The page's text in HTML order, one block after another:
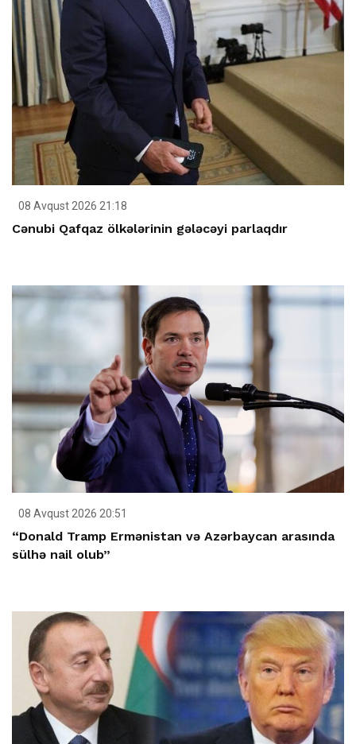
08 Avqust 2026 21:18
Cənubi Qafqaz ölkələrinin gələcəyi parlaqdır
08 Avqust 2026 20:51
“Donald Tramp Ermənistan və Azərbaycan arasında
sülhə nail olub”